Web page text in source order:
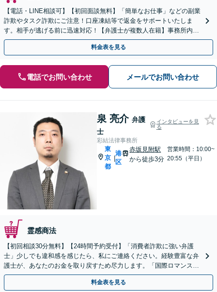
【電話・LINE相談可】【初回面談無料】「簡単なお仕事」などの副業
詐欺やタスク詐欺にご注意！口座凍結等で返金をサポートいたしま
す。相手が逃げる前に迅速対応！【弁護士が複数人在籍】事務所内で
連携し問題解決へ【休日・夜間面談可】【虎ノ門駅1分】
料金表を見る
電話でお問い合わせ メールでお問い合わせ
泉 亮介 弁護
士
インタビューを見
る
彩結法律事務所
東
京
都
|
港
区
赤坂見附駅
から徒歩3分
営業時間：10:00~
20:55（平日）
霊感商法
【初回相談30分無料】【24時間予約受付】「消費者詐欺に強い弁護
士」少しでも違和感を感じたら、私にご連絡ください。経験豊富な弁
護士が、あなたのお金を取り戻すため尽力します。「国際ロマンス詐
欺／仮想通貨・海外FX詐欺／副業・情報商材詐欺ほか」
料金表を見る